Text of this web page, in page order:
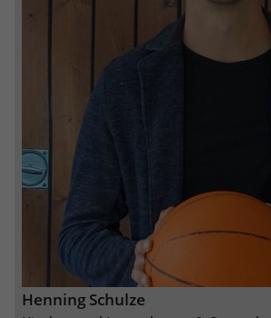
Henning Schulze
Wird verwendet, um
zu erhalten.